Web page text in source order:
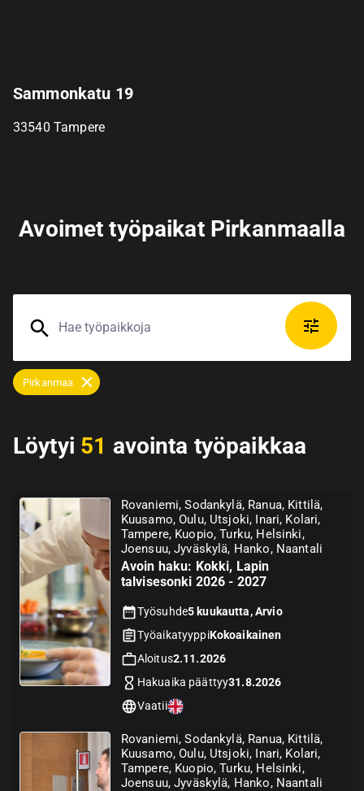
Sammonkatu 19
33540 Tampere
Avoimet työpaikat Pirkanmaalla
Pirkanmaa
Löytyi 51 avointa työpaikkaa
Rovaniemi, Sodankylä, Ranua, Kittilä,
Kuusamo, Oulu, Utsjoki, Inari, Kolari,
Tampere, Kuopio, Turku, Helsinki,
Joensuu, Jyväskylä, Hanko, Naantali
Avoin haku: Kokki, Lapin
talvisesonki 2026 - 2027
Työsuhde5 kuukautta, Arvio
TyöaikatyyppiKokoaikainen
Aloitus2.11.2026
Hakuaika päättyy31.8.2026
Vaatii
Rovaniemi, Sodankylä, Ranua, Kittilä,
Kuusamo, Oulu, Utsjoki, Inari, Kolari,
Tampere, Kuopio, Turku, Helsinki,
Joensuu, Jyväskylä, Hanko, Naantali